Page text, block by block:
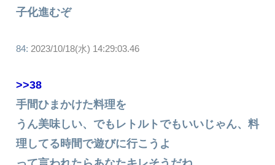
子化進むぞ
84: 2023/10/18(水) 14:29:03.46
>>38
手間ひまかけた料理を
うん美味しい、でもレトルトでもいいじゃん、料
理してる時間で遊びに行こうよ